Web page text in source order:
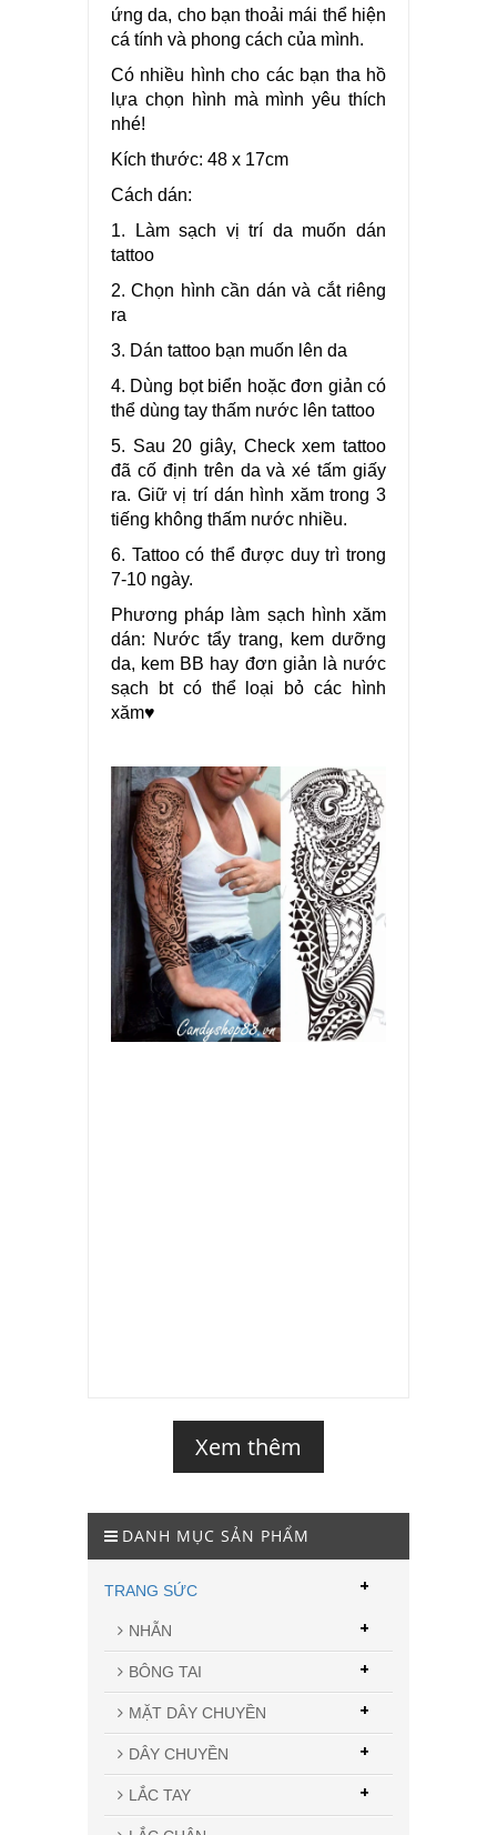
ứng da, cho bạn thoải mái thể hiện
cá tính và phong cách của mình.
Có nhiều hình cho các bạn tha hồ
lựa chọn hình mà mình yêu thích
nhé!
Kích thước: 48 x 17cm
Cách dán:
1. Làm sạch vị trí da muốn dán
tattoo
2. Chọn hình cần dán và cắt riêng
ra
3. Dán tattoo bạn muốn lên da
4. Dùng bọt biển hoặc đơn giản có
thể dùng tay thấm nước lên tattoo
5. Sau 20 giây, Check xem tattoo
đã cố định trên da và xé tấm giấy
ra. Giữ vị trí dán hình xăm trong 3
tiếng không thấm nước nhiều.
6. Tattoo có thể được duy trì trong
7-10 ngày.
Phương pháp làm sạch hình xăm
dán: Nước tẩy trang, kem dưỡng
da, kem BB hay đơn giản là nước
sạch bt có thể loại bỏ các hình
xăm♥
Xem thêm
DANH MỤC SẢN PHẨM
TRANG SỨC
NHẪN +
BÔNG TAI +
MẶT DÂY CHUYỀN +
DÂY CHUYỀN +
LẮC TAY +
+